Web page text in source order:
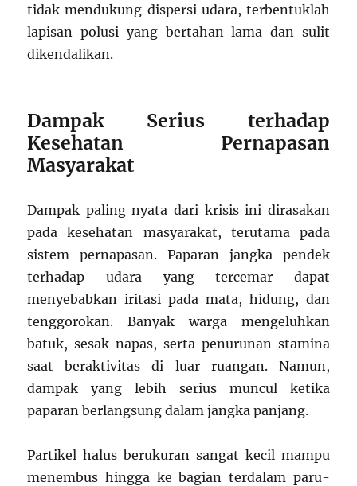
tidak mendukung dispersi udara, terbentuklah
lapisan polusi yang bertahan lama dan sulit
dikendalikan.
Dampak Serius terhadap
Kesehatan Pernapasan
Masyarakat
Dampak paling nyata dari krisis ini dirasakan
pada kesehatan masyarakat, terutama pada
sistem pernapasan. Paparan jangka pendek
terhadap udara yang tercemar dapat
menyebabkan iritasi pada mata, hidung, dan
tenggorokan. Banyak warga mengeluhkan
batuk, sesak napas, serta penurunan stamina
saat beraktivitas di luar ruangan. Namun,
dampak yang lebih serius muncul ketika
paparan berlangsung dalam jangka panjang.
Partikel halus berukuran sangat kecil mampu
menembus hingga ke bagian terdalam paru-